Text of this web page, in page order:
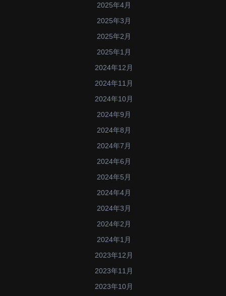
2025年4月
2025年3月
2025年2月
2025年1月
2024年12月
2024年11月
2024年10月
2024年9月
2024年8月
2024年7月
2024年6月
2024年5月
2024年4月
2024年3月
2024年2月
2024年1月
2023年12月
2023年11月
2023年10月